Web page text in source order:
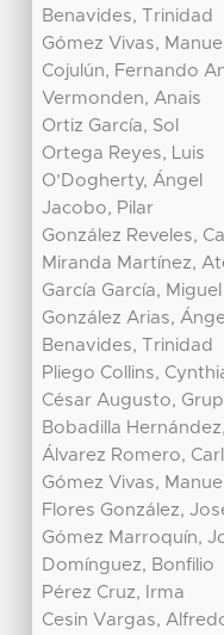
Benavides, Trinidad
Gómez Vivas, Manuel
Cojulún, Fernando
Vermonden, Anais
Ortiz García, Sol
Ortega Reyes, Luis
O’Dogherty, Ángel
Jacobo, Pilar
González Reveles,
Miranda Martínez,
García García,
González Arias,
Benavides, Trinidad
Pliego Collins,
César Augusto,
Bobadilla
Álvarez Romero,
Gómez Vivas, Manuel
Flores González,
Gómez Marroquín,
Domínguez, Bonfilio
Pérez Cruz, Irma
Cesin Vargas,